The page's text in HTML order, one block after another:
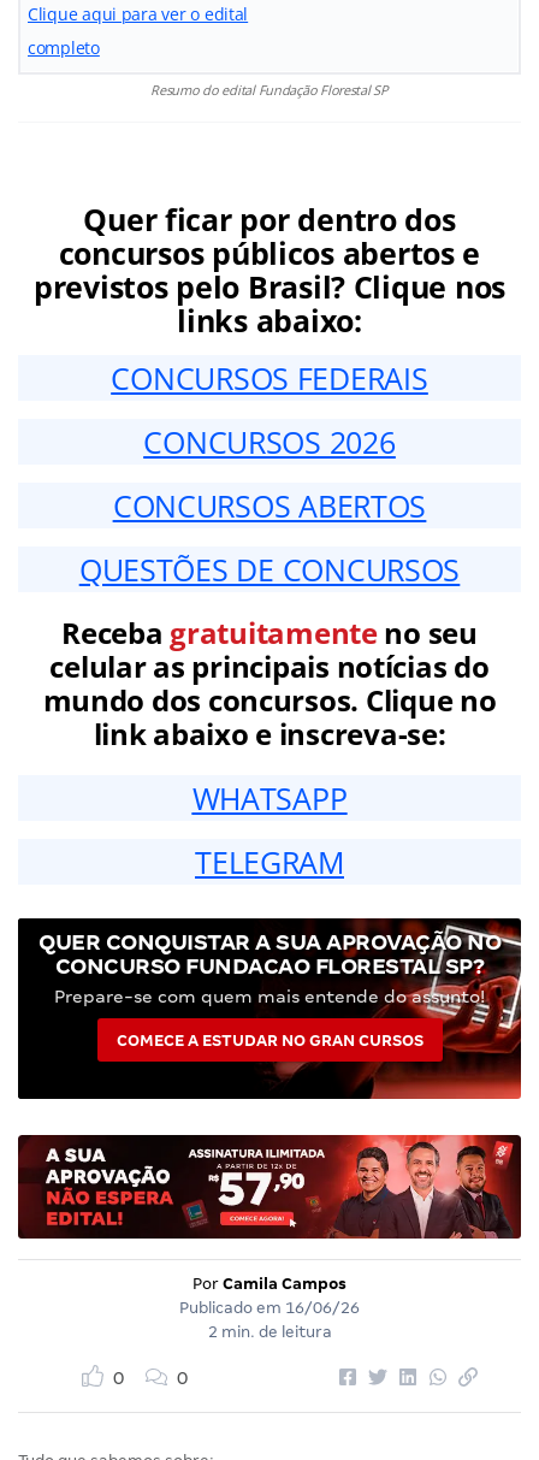
Clique aqui para ver o edital
completo
Resumo do edital Fundação Florestal SP
Quer ficar por dentro dos
concursos públicos abertos e
previstos pelo Brasil? Clique nos
links abaixo:
CONCURSOS FEDERAIS
CONCURSOS 2026
CONCURSOS ABERTOS
QUESTÕES DE CONCURSOS
Receba gratuitamenteno seu
celular as principais notícias do
mundo dos concursos. Clique no
link abaixo e inscreva-se:
WHATSAPP
TELEGRAM
QUER CONQUISTAR A SUA APROVAÇÃO NO
CONCURSO FUNDACAO FLORESTAL SP?
Prepare-se com quem mais entende do assunto!
COMECE A ESTUDAR NO GRAN CURSOS
Por Camila Campos
Publicado em 16/06/26
2 min. de leitura
0 0